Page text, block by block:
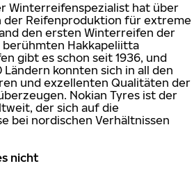
Winterreifenspezialist hat über
der Reifenproduktion für extreme
den ersten Winterreifen der
berühmten Hakkapeliitta
gibt es schon seit 1936, und
konnten sich in all den
und exzellenten Qualitäten der
Nokian Tyres ist der
der sich auf die
bei nordischen Verhältnissen
nicht